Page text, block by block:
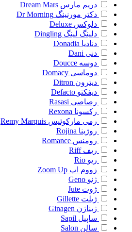
دریم مارس Dream Mars
دکتر مورنینگ Dr Morning
دلوکس Deluxe
دلینگ لینگ Dingling
دنادیا Donadia
دنی Dani
دوسه Doucce
دوماسی Domacy
دیترون Ditron
دیفکتو Defacto
رصاصی Rasasi
رکسونا Rexona
رمی مارکوئیس Remy Marquis
روژینا Rojina
رومنس Romance
ریف Riff
ریو Rio
زووم اپ Zoom Up
ژنو Geno
ژوت Jute
ژیلت Gillette
ژیناژن Ginagen
ساپیل Sapil
سالن Salon